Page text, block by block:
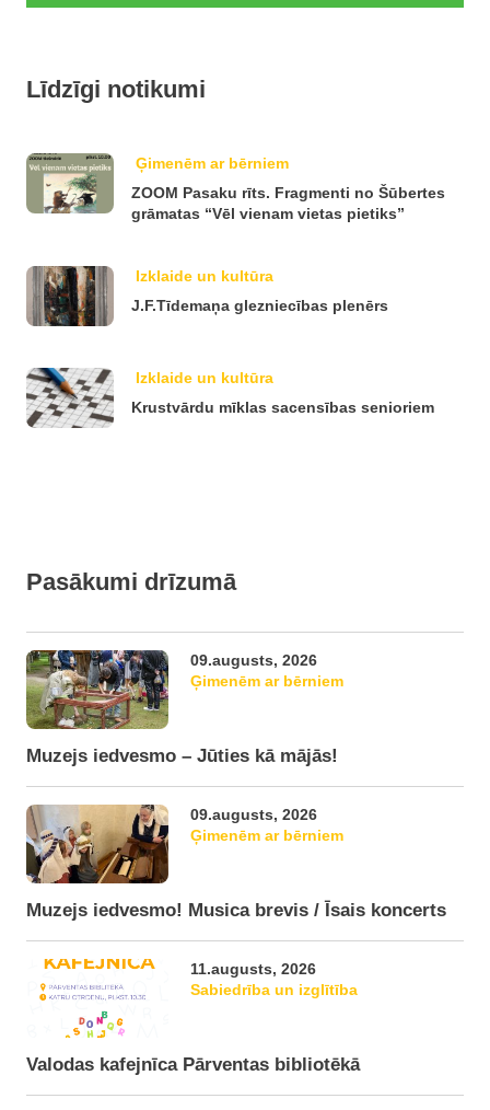
Līdzīgi notikumi
Ģimenēm ar bērniem
ZOOM Pasaku rīts. Fragmenti no Šūbertes
grāmatas “Vēl vienam vietas pietiks”
Izklaide un kultūra
J.F.Tīdemaņa glezniecības plenērs
Izklaide un kultūra
Krustvārdu mīklas sacensības senioriem
Pasākumi drīzumā
09.augusts, 2026
Ģimenēm ar bērniem
Muzejs iedvesmo – Jūties kā mājās!
09.augusts, 2026
Ģimenēm ar bērniem
Muzejs iedvesmo! Musica brevis / Īsais koncerts
11.augusts, 2026
Sabiedrība un izglītība
Valodas kafejnīca Pārventas bibliotēkā